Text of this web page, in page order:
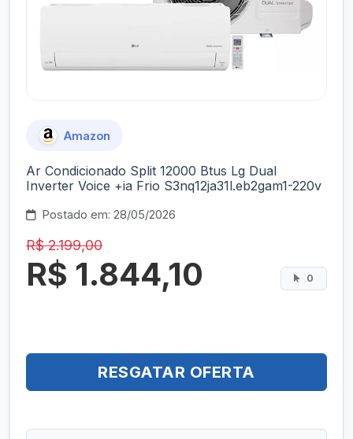
Amazon
Ar Condicionado Split 12000 Btus Lg Dual
Inverter Voice +ia Frio S3nq12ja31l.eb2gam1-220v
Postado em: 28/05/2026
R$ 2.199,00
R$ 1.844,10 0
RESGATAR OFERTA